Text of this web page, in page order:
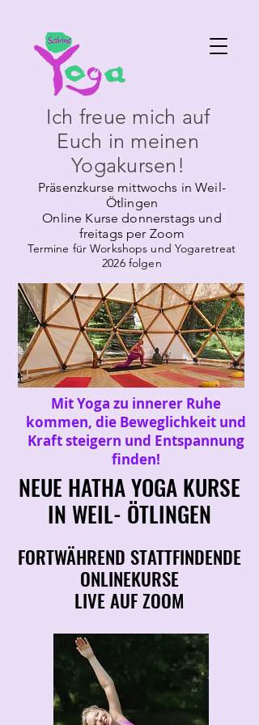
Ich freue mich auf
Euch in meinen
Yogakursen!
Präsenzkurse mittwochs in Weil-
Ötlingen
Online Kurse donnerstags und
freitags per Zoom
Termine für Workshops und Yogaretreat
2026 folgen
Mit Yoga zu innerer Ruhe
kommen, die Beweglichkeit und
Kraft steigern und Entspannung
finden!
NEUE HATHA YOGA KURSE
IN WEIL- ÖTLINGEN
NEUE HATHA YOGA KURSE
IN WEIL- ÖTLINGEN
FORTWÄHREND STATTFINDENDE
ONLINEKURSE
LIVE AUF ZOOM
FORTWÄHREND STATTFINDENDE
ONLINEKURSE
LIVE AUF ZOOM